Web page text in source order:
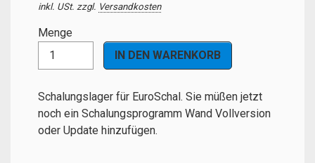
inkl. USt. zzgl. Versandkosten
Menge
Schalungslager für EuroSchal. Sie müßen jetzt
noch ein Schalungsprogramm Wand Vollversion
oder Update hinzufügen.